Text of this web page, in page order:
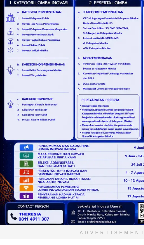
ADVERTISEMENT